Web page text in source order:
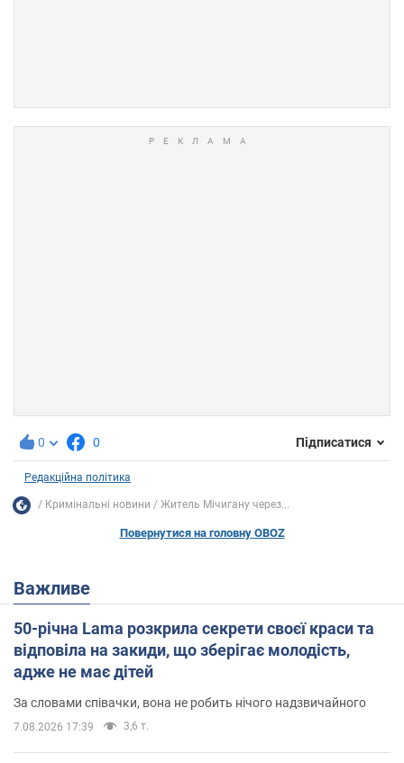
0 0 Підписатися
Редакційна політика
Кримінальні новини Житель Мічигану через...
Повернутися на головну OBOZ
Важливе
50-річна Lama розкрила секрети своєї краси та
відповіла на закиди, що зберігає молодість,
адже не має дітей
За словами співачки, вона не робить нічого надзвичайного
7.08.2026 17:39 3,6 т.